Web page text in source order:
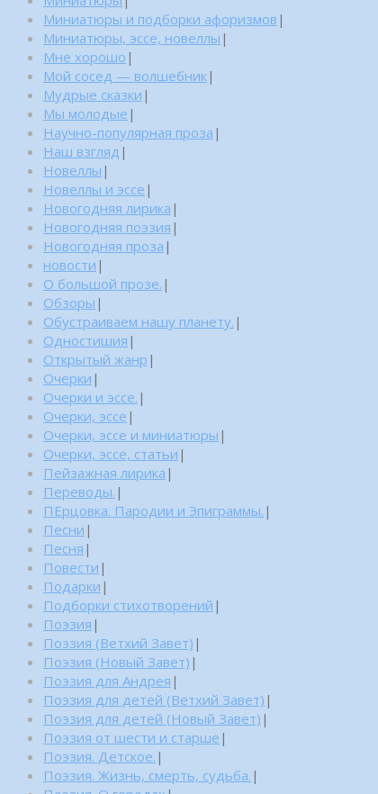
Миниатюры и подборки афоризмов |
Миниатюры, эссе, новеллы |
Мне хорошо |
Мой сосед — волшебник|
Мудрые сказки |
Мы молодые |
Научно-популярная проза |
Наш взгляд |
Новеллы |
Новеллы и эссе |
Новогодняя лирика |
Новогодняя поэзия |
Новогодняя проза |
новости |
О большой прозе. |
Обзоры |
Обустраиваем нашу планету. |
Одностишия |
Открытый жанр |
Очерки |
Очерки и эссе. |
Очерки, эссе |
Очерки, эссе и миниатюры |
Очерки, эссе, статьи |
Пейзажная лирика |
Переводы. |
ПЕрцовка. Пародии и Эпиграммы. |
Песни |
Песня |
Повести |
Подарки |
Подборки стихотворений |
Поэзия |
Поэзия (Ветхий Завет) |
Поэзия (Новый Завет) |
Поэзия для Андрея |
Поэзия для детей (Ветхий Завет) |
Поэзия для детей (Новый Завет) |
Поэзия от шести и старше |
Поэзия. Детское. |
Поэзия. Жизнь, смерть, судьба. |